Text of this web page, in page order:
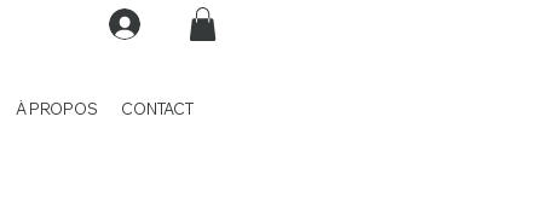
À PROPOS CONTACT